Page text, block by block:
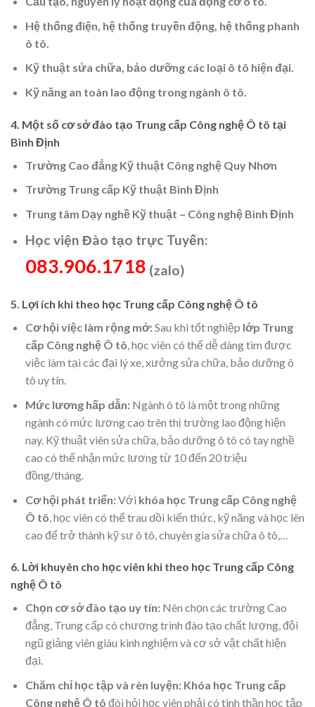
Hệ thống điện, hệ thống truyền động, hệ thống phanh
ô tô.
Kỹ thuật sửa chữa, bảo dưỡng các loại ô tô hiện đại.
Kỹ năng an toàn lao động trong ngành ô tô.
4. Một số cơ sở đào tạo Trung cấp Công nghệ Ô tô tại
Bình Định
Trường Cao đẳng Kỹ thuật Công nghệ Quy Nhơn
Trường Trung cấp Kỹ thuật Bình Định
Trung tâm Dạy nghề Kỹ thuật – Công nghệ Bình Định
Học viện Đào tạo trực Tuyến:
083.906.1718 (zalo)
5. Lợi ích khi theo học Trung cấp Công nghệ Ô tô
Cơ hội việc làm rộng mở:Sau khi tốt nghiệp lớp Trung
cấp Công nghệ Ô tô, học viên có thể dễ dàng tìm được
việc làm tại các đại lý xe, xưởng sửa chữa, bảo dưỡng ô
tô uy tín.
Mức lương hấp dẫn:Ngành ô tô là một trong những
ngành có mức lương cao trên thị trường lao động hiện
nay. Kỹ thuật viên sửa chữa, bảo dưỡng ô tô có tay nghề
cao có thể nhận mức lương từ 10 đến 20 triệu
đồng/tháng.
Cơ hội phát triển:Với khóa học Trung cấp Công nghệ
Ô tô , học viên có thể trau dồi kiến thức, kỹ năng và học lên
cao để trở thành kỹ sư ô tô, chuyên gia sửa chữa ô tô,…
6. Lời khuyên cho học viên khi theo học Trung cấp Công
nghệ Ô tô
Chọn cơ sở đào tạo uy tín:Nên chọn các trường Cao
đẳng, Trung cấp có chương trình đào tạo chất lượng, đội
ngũ giảng viên giàu kinh nghiệm và cơ sở vật chất hiện
đại.
Chăm chỉ học tập và rèn luyện: Khóa học Trung cấp
Công nghệ Ô tô đòi hỏi học viên phải có tinh thần học tập